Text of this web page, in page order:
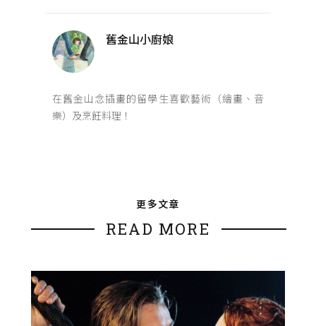
舊金山小廚娘
在舊金山念插畫的留學生喜歡藝術（繪畫、音
樂）及烹飪料理！
更多文章
READ MORE